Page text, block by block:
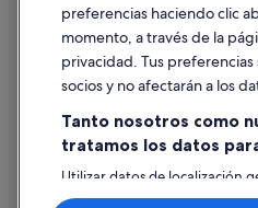
Hoteles ecológicos en Adeje
Hoteles LGTBQIA en Callao
Hoteles de 4 estrellas en
Hoteles románticos en Callao
Hoteles cerca de Playa de Ajabo
Cancelar un vuelo
Cancelar una reserva de hotel o de
Utilizar un cupón de Expedia
Documentos para viajes
preferencias haciendo clic
momento, a través de la
privacidad. Tus
socios y no afectarán a los
Tanto nosotros como
tratamos los datos
Utilizar datos de localización
activamente las